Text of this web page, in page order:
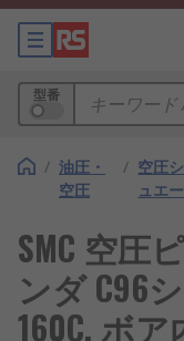
型番
/ 油圧・
空圧
/ 空圧
ュエ
SMC 空圧
ンダ C96
160C, ボア